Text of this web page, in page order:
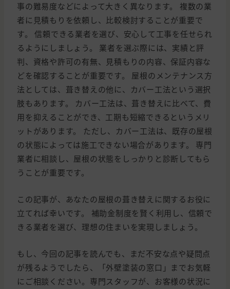
事の難易度などによって大きく異なります。 複数の業
者に見積もりを依頼し、比較検討することが重要で
す。 信頼できる業者を選び、安心して工事を任せられ
るようにしましょう。 業者を選ぶ際には、実績と評
判、資格や許可の有無、見積もりの内容、保証内容な
どを確認することが重要です。 屋根のメンテナンス方
法としては、葺き替えの他に、カバー工法という選択
肢もあります。 カバー工法は、葺き替えに比べて、費
用を抑えることができ、工期も短縮できるというメリ
ットがあります。 ただし、カバー工法は、既存の屋根
の状態によっては施工できない場合があります。 専門
業者に相談し、屋根の状態をしっかりと診断してもら
うことが重要です。
この記事が、あなたの屋根の葺き替えに関するお役に
立てれば幸いです。 補助金制度を賢く利用し、信頼で
きる業者を選び、理想の住まいを実現しましょう。
もし、今回の記事を読んでも、まだ不安な点や疑問点
が残るようでしたら、「外壁塗装の窓口」までお気軽
にご相談ください。専門スタッフが、お客様の状況に